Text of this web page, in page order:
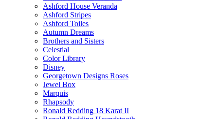
Ashford House Veranda
Ashford Stripes
Ashford Toiles
Autumn Dreams
Brothers and Sisters
Celestial
Color Library
Disney
Georgetown Designs Roses
Jewel Box
Marquis
Rhapsody
Ronald Redding 18 Karat II